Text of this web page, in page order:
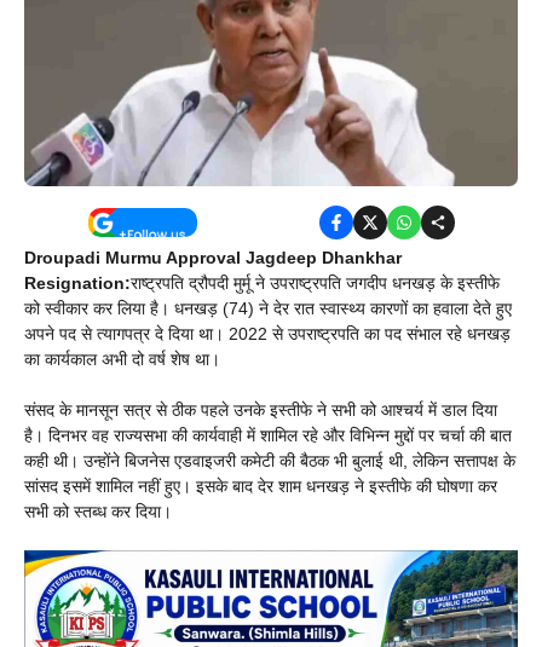
Droupadi Murmu Approval Jagdeep Dhankhar
Resignation:राष्ट्रपति द्रौपदी मुर्मू ने उपराष्ट्रपति जगदीप धनखड़ के इस्तीफे
को स्वीकार कर लिया है। धनखड़ (74) ने देर रात स्वास्थ्य कारणों का हवाला देते हुए
अपने पद से त्यागपत्र दे दिया था। 2022 से उपराष्ट्रपति का पद संभाल रहे धनखड़
का कार्यकाल अभी दो वर्ष शेष था।
संसद के मानसून सत्र से ठीक पहले उनके इस्तीफे ने सभी को आश्चर्य में डाल दिया
है। दिनभर वह राज्यसभा की कार्यवाही में शामिल रहे और विभिन्न मुद्दों पर चर्चा की बात
कही थी। उन्होंने बिजनेस एडवाइजरी कमेटी की बैठक भी बुलाई थी, लेकिन सत्तापक्ष के
सांसद इसमें शामिल नहीं हुए। इसके बाद देर शाम धनखड़ ने इस्तीफे की घोषणा कर
सभी को स्तब्ध कर दिया।